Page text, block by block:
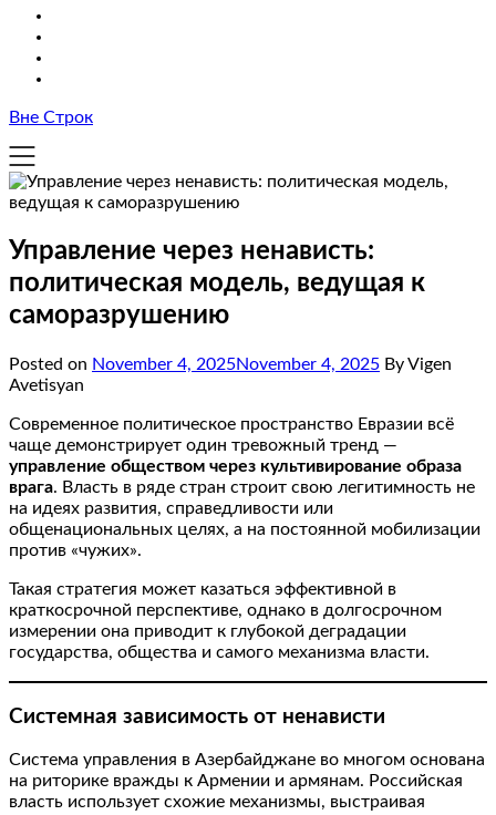
Вне Строк
Управление через ненависть:
политическая модель, ведущая к
саморазрушению
Posted on November 4, 2025November 4, 2025 By Vigen
Avetisyan
Современное политическое пространство Евразии всё
чаще демонстрирует один тревожный тренд —
управление обществом через культивирование образа
врага. Власть в ряде стран строит свою легитимность не
на идеях развития, справедливости или
общенациональных целях, а на постоянной мобилизации
против «чужих».
Такая стратегия может казаться эффективной в
краткосрочной перспективе, однако в долгосрочном
измерении она приводит к глубокой деградации
государства, общества и самого механизма власти.
Системная зависимость от ненависти
Система управления в Азербайджане во многом основана
на риторике вражды к Армении и армянам. Российская
власть использует схожие механизмы, выстраивая